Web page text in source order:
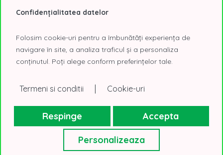
preînchirierile au reapărut pe piața de birouri din
București
Piața închirierilor de birouri din București a rămas stabilă în
primul semestru al anului 2026 din perspectiva volumului
total tranzacționat, însă structura...Read More
Confidențialitatea datelor
Folosim cookie-uri pentru a îmbunătăți experiența de
navigare în site, a analiza traficul și a personaliza
conținutul. Poți alege conform preferințelor tale.
Termeni si conditii | Cookie-uri
Respinge Accepta
Personalizeaza